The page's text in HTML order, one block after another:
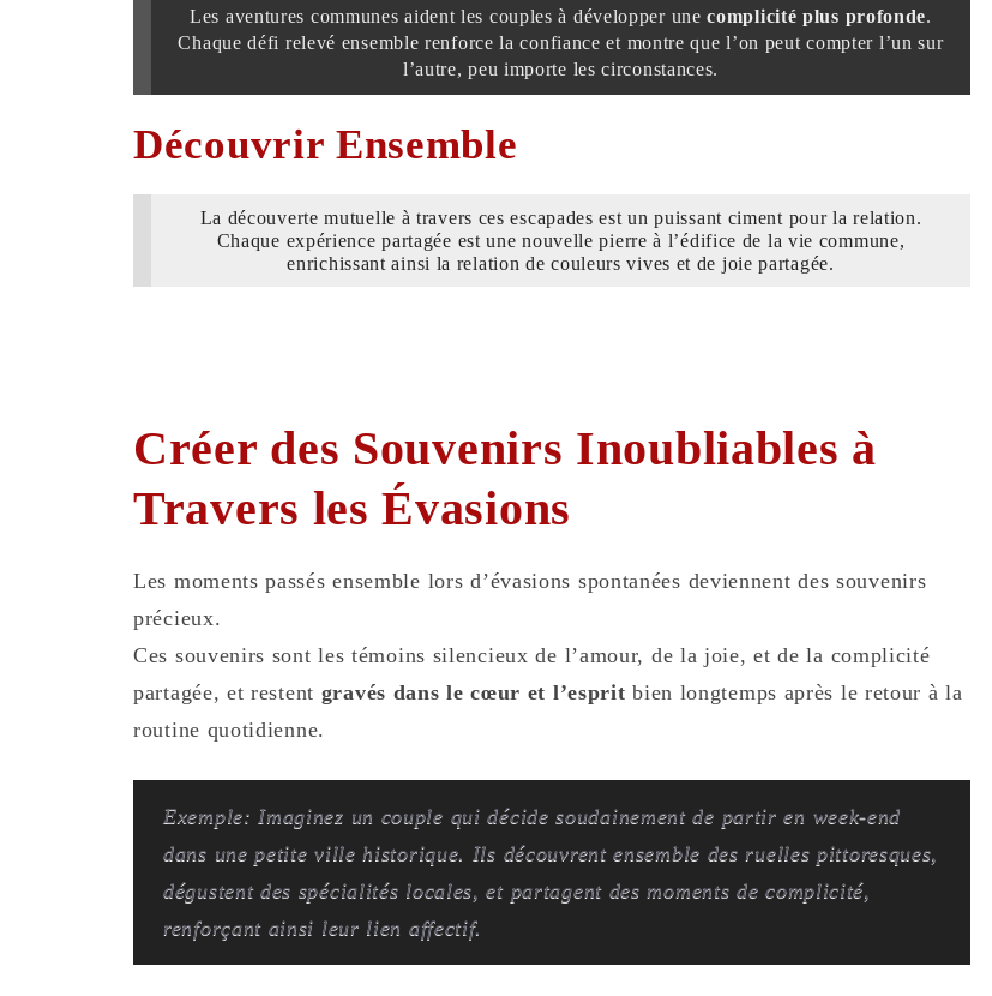
Les aventures communes aident les couples à développer unecomplicité plus profonde.
Chaque défi relevé ensemble renforce la confiance et montre que l’on peut compter l’un sur
l’autre, peu importe les circonstances.
Découvrir Ensemble
La découverte mutuelle à travers ces escapades est un puissant ciment pour la relation.
Chaque expérience partagée est une nouvelle pierre à l’édifice de la vie commune,
enrichissant ainsi la relation de couleurs vives et de joie partagée.
Créer des Souvenirs Inoubliables à
Travers les Évasions
Les moments passés ensemble lors d’évasions spontanées deviennent des souvenirs
précieux.
Ces souvenirs sont les témoins silencieux de l’amour, de la joie, et de la complicité
partagée, et restent gravés dans le cœur et l’esprit bien longtemps après le retour à la
routine quotidienne.
Exemple: Imaginez un couple qui décide soudainement de partir en week-end
dans une petite ville historique. Ils découvrent ensemble des ruelles pittoresques,
dégustent des spécialités locales, et partagent des moments de complicité,
renforçant ainsi leur lien affectif.